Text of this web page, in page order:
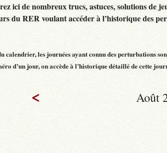
ici de nombreux trucs, astuces, solutions
du RER voulant accéder à l’historique des
calendrier, les journées ayant connu des perturbations
d’un jour, on accède à l’historique détaillé de cette
< Août